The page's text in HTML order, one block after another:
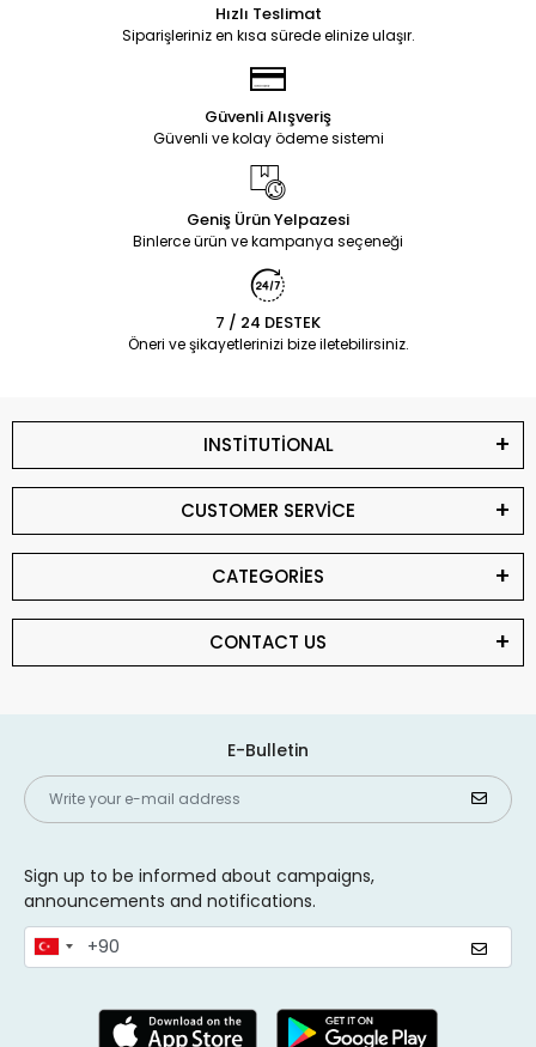
Hızlı Teslimat
Siparişleriniz en kısa sürede elinize ulaşır.
Güvenli Alışveriş
Güvenli ve kolay ödeme sistemi
Geniş Ürün Yelpazesi
Binlerce ürün ve kampanya seçeneği
7 / 24 DESTEK
Öneri ve şikayetlerinizi bize iletebilirsiniz.
INSTİTUTİONAL
CUSTOMER SERVİCE
CATEGORİES
CONTACT US
E-Bulletin
Sign up to be informed about campaigns,
announcements and notifications.